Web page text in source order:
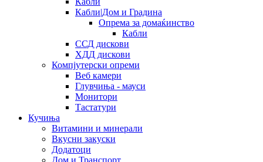
Кабли|Дом и Градина
Опрема за домаќинство
Кабли
ССД дискови
ХДД дискови
Компјутерски опреми
Веб камери
Глувчиња - мауси
Монитори
Тастатури
Кучиња
Витамини и минерали
Вкусни закуски
Додатоци
Дом и Транспорт